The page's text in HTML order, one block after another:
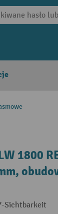
1800
Sichtbarkeit